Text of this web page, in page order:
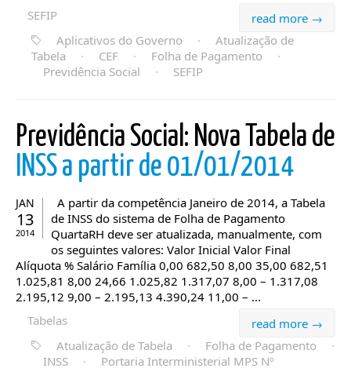
read more →
SEFIP
Aplicativos do Governo
·
Atualização de
Tabela
· CEF · Folha de Pagamento
·
Previdência Social
· SEFIP
Previdência Social: Nova Tabela de
INSS a partir de 01/01/2014
JAN
13
2014
A partir da competência Janeiro de 2014, a Tabela
de INSS do sistema de Folha de Pagamento
QuartaRH deve ser atualizada, manualmente, com
os seguintes valores: Valor Inicial Valor Final
Alíquota % Salário Família 0,00 682,50 8,00 35,00 682,51
1.025,81 8,00 24,66 1.025,82 1.317,07 8,00 – 1.317,08
2.195,12 9,00 – 2.195,13 4.390,24 11,00 – ...
read more →
Tabelas
Atualização de Tabela
· Folha de Pagamento
·
INSS
·
Portaria Interministerial MPS Nº